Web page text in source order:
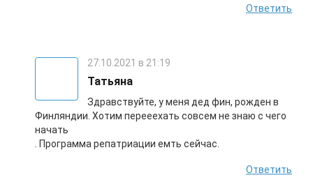
Ответить
27.10.2021 в 21:19
Татьяна
Здравствуйте, у меня дед фин, рожден в
Финляндии. Хотим перееехать совсем не знаю с чего
начать
. Программа репатриации емть сейчас.
Ответить